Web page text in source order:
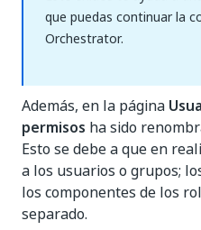
que puedas continuar la
Orchestrator.
Además, en la página
permisos ha sido
Esto se debe a que en
a los usuarios o grupos;
los componentes de los
separado.